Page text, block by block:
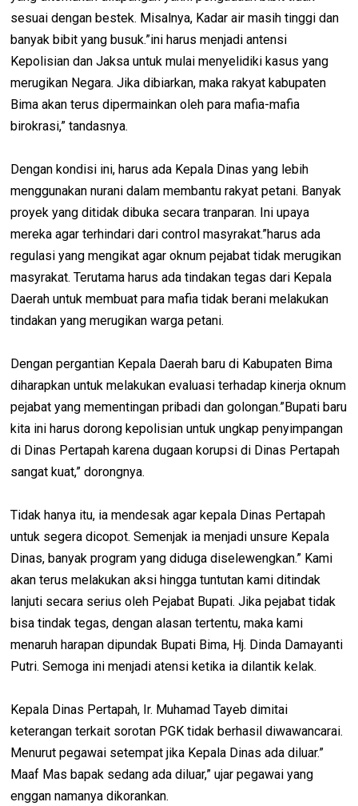
sesuai dengan bestek. Misalnya, Kadar air masih tinggi dan
banyak bibit yang busuk.”ini harus menjadi antensi
Kepolisian dan Jaksa untuk mulai menyelidiki kasus yang
merugikan Negara. Jika dibiarkan, maka rakyat kabupaten
Bima akan terus dipermainkan oleh para mafia-mafia
birokrasi,” tandasnya.
Dengan kondisi ini, harus ada Kepala Dinas yang lebih
menggunakan nurani dalam membantu rakyat petani. Banyak
proyek yang ditidak dibuka secara tranparan. Ini upaya
mereka agar terhindari dari control masyrakat.”harus ada
regulasi yang mengikat agar oknum pejabat tidak merugikan
masyrakat. Terutama harus ada tindakan tegas dari Kepala
Daerah untuk membuat para mafia tidak berani melakukan
tindakan yang merugikan warga petani.
Dengan pergantian Kepala Daerah baru di Kabupaten Bima
diharapkan untuk melakukan evaluasi terhadap kinerja oknum
pejabat yang mementingan pribadi dan golongan.”Bupati baru
kita ini harus dorong kepolisian untuk ungkap penyimpangan
di Dinas Pertapah karena dugaan korupsi di Dinas Pertapah
sangat kuat,” dorongnya.
Tidak hanya itu, ia mendesak agar kepala Dinas Pertapah
untuk segera dicopot. Semenjak ia menjadi unsure Kepala
Dinas, banyak program yang diduga diselewengkan.” Kami
akan terus melakukan aksi hingga tuntutan kami ditindak
lanjuti secara serius oleh Pejabat Bupati. Jika pejabat tidak
bisa tindak tegas, dengan alasan tertentu, maka kami
menaruh harapan dipundak Bupati Bima, Hj. Dinda Damayanti
Putri. Semoga ini menjadi atensi ketika ia dilantik kelak.
Kepala Dinas Pertapah, Ir. Muhamad Tayeb dimitai
keterangan terkait sorotan PGK tidak berhasil diwawancarai.
Menurut pegawai setempat jika Kepala Dinas ada diluar.”
Maaf Mas bapak sedang ada diluar,” ujar pegawai yang
enggan namanya dikorankan.